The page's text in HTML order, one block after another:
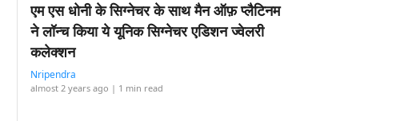
एम एस धोनी के सिग्नेचर के साथ मैन ऑफ़ प्लैटिनम
ने लॉन्च किया ये यूनिक सिग्नेचर एडिशन ज्वेलरी
कलेक्शन
Nripendra
almost 2 years ago | 1 min read